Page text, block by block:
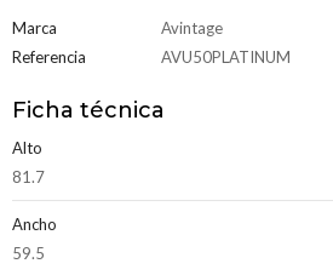
Marca
Avintage
Referencia
AVU50PLATINUM
Ficha técnica
Alto
81.7
Ancho
59.5